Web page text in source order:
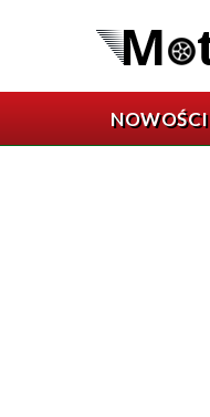
NOWOŚCI